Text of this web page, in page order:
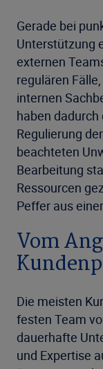
Gerade bei
Unterstützung
externen
regulären
internen
haben
Regulierung
beachteten
Bearbeitung
Ressourcen
Peffer aus
Vom
Die meisten
festen Team
dauerhafte
und Expertise